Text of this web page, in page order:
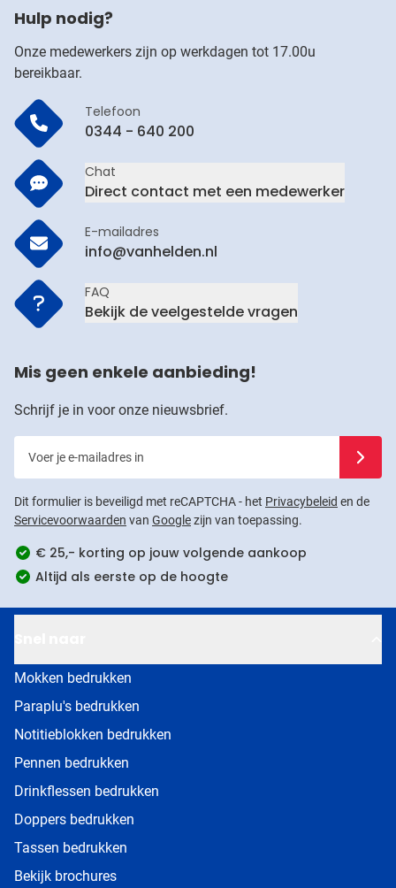
Hulp nodig?
Onze medewerkers zijn op werkdagen tot 17.00u
bereikbaar.
Telefoon
0344 - 640 200
Chat
Direct contact met een medewerker
E-mailadres
info@vanhelden.nl
FAQ
Bekijk de veelgestelde vragen
Mis geen enkele aanbieding!
Schrijf je in voor onze nieuwsbrief.
Dit formulier is beveiligd met reCAPTCHA - het Privacybeleid en de
Servicevoorwaarden van Googlezijn van toepassing.
€ 25,- korting op jouw volgende aankoop
Altijd als eerste op de hoogte
Mokken bedrukken
Paraplu's bedrukken
Notitieblokken bedrukken
Pennen bedrukken
Drinkflessen bedrukken
Doppers bedrukken
Tassen bedrukken
Bekijk brochures